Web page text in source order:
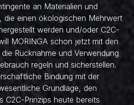
an Materialien und
die einen ökologischen Mehrwert
werden und/oder C2C-
MORINGA schon jetzt mit den
Rücknahme und Verwendung
regeln und sicherstellen.
Bindung mit der
Grundlage, den
C2C-Prinzips heute bereits